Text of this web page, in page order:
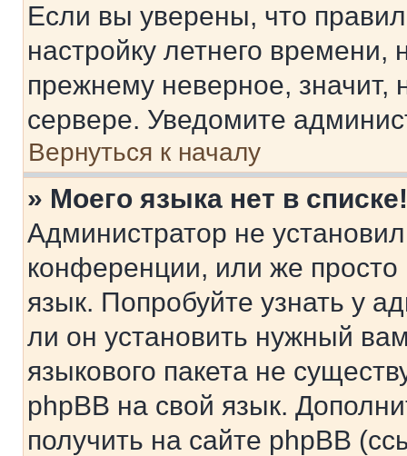
Если вы уверены, что
настройку летнего
прежнему неверное, значит,
сервере. Уведомите
Вернуться к началу
» Моего языка нет в списке!
Администратор не
конференции, или же
язык. Попробуйте узнать у
ли он установить нужный
языкового пакета не
phpBB на свой язык.
получить на сайте phpBB